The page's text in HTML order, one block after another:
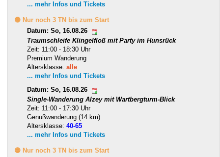
... mehr Infos und Tickets
🟡 Nur noch 3 TN bis zum Start
Datum: So, 16.08.26
Traumschleife Klingelfloß mit Party im Hunsrück
Zeit: 11:00 - 18:30 Uhr
Premium Wanderung
Altersklasse: alle
... mehr Infos und Tickets
Datum: So, 16.08.26
Single-Wanderung Alzey mit Wartbergturm-Blick
Zeit: 11:00 - 17:30 Uhr
Genußwanderung (14 km)
Altersklasse: 40-65
... mehr Infos und Tickets
🟡 Nur noch 3 TN bis zum Start